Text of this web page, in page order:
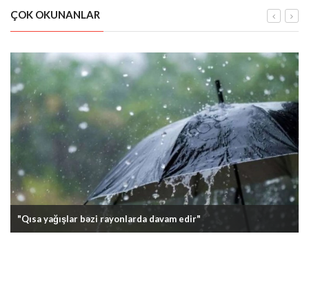
ÇOK OKUNANLAR
"Qısa yağışlar bəzi rayonlarda davam edir"